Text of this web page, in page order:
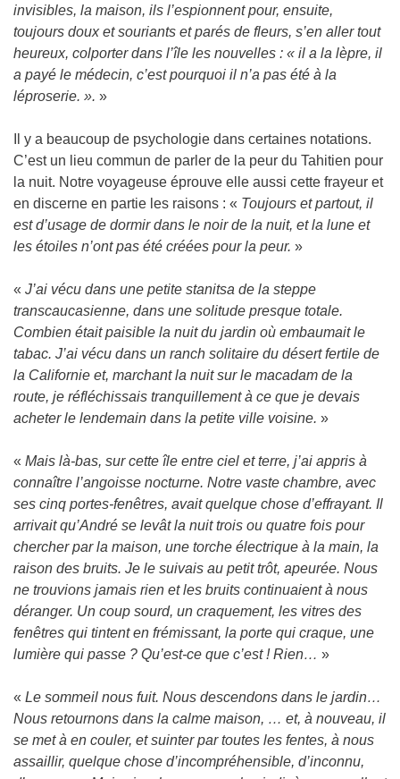
invisibles, la maison, ils l’espionnent pour, ensuite,
toujours doux et souriants et parés de fleurs, s’en aller tout
heureux, colporter dans l’île les nouvelles : « il a la lèpre, il
a payé le médecin, c’est pourquoi il n’a pas été à la
léproserie. ». »
Il y a beaucoup de psychologie dans certaines notations.
C’est un lieu commun de parler de la peur du Tahitien pour
la nuit. Notre voyageuse éprouve elle aussi cette frayeur et
en discerne en partie les raisons : « Toujours et partout, il
est d’usage de dormir dans le noir de la nuit, et la lune et
les étoiles n’ont pas été créées pour la peur. »
« J’ai vécu dans une petite stanitsa de la steppe
transcaucasienne, dans une solitude presque totale.
Combien était paisible la nuit du jardin où embaumait le
tabac. J’ai vécu dans un ranch solitaire du désert fertile de
la Californie et, marchant la nuit sur le macadam de la
route, je réfléchissais tranquillement à ce que je devais
acheter le lendemain dans la petite ville voisine. »
« Mais là-bas, sur cette île entre ciel et terre, j’ai appris à
connaître l’angoisse nocturne. Notre vaste chambre, avec
ses cinq portes-fenêtres, avait quelque chose d’effrayant. Il
arrivait qu’André se levât la nuit trois ou quatre fois pour
chercher par la maison, une torche électrique à la main, la
raison des bruits. Je le suivais au petit trôt, apeurée. Nous
ne trouvions jamais rien et les bruits continuaient à nous
déranger. Un coup sourd, un craquement, les vitres des
fenêtres qui tintent en frémissant, la porte qui craque, une
lumière qui passe ? Qu’est-ce que c’est ! Rien… »
« Le sommeil nous fuit. Nous descendons dans le jardin…
Nous retournons dans la calme maison, … et, à nouveau, il
se met à en couler, et suinter par toutes les fentes, à nous
assaillir, quelque chose d’incompréhensible, d’inconnu,